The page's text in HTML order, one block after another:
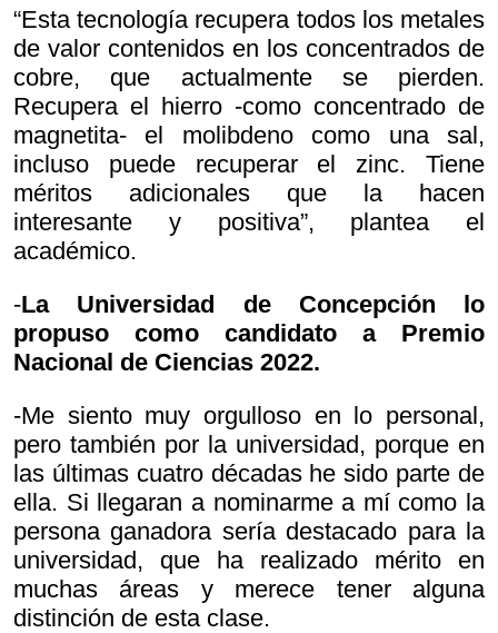
“Esta tecnología recupera todos los metales
de valor contenidos en los concentrados de
cobre, que actualmente se pierden.
Recupera el hierro -como concentrado de
magnetita- el molibdeno como una sal,
incluso puede recuperar el zinc. Tiene
méritos adicionales que la hacen
interesante y positiva”, plantea el
académico.
-La Universidad de Concepción lo
propuso como candidato a Premio
Nacional de Ciencias 2022.
-Me siento muy orgulloso en lo personal,
pero también por la universidad, porque en
las últimas cuatro décadas he sido parte de
ella. Si llegaran a nominarme a mí como la
persona ganadora sería destacado para la
universidad, que ha realizado mérito en
muchas áreas y merece tener alguna
distinción de esta clase.